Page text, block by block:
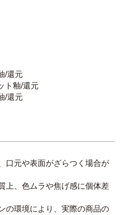
/還元
ト釉/還元
/還元
口元や表面がざらつく場合が
上、色ムラや焦げ感に個体差
の環境により、実際の商品の